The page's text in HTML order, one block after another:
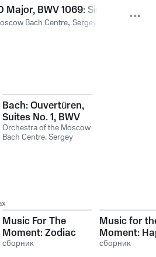
Major, BWV 1069: Sinfonia
Bach Centre, Sergey Miassojedov
Bach: Ouvertüren,
Suites No. 1, BWV
1066 & No. 2, BWV
1067
Orchestra of the Moscow
Bach Centre,Sergey
Music For The
Moment: Zodiac
Scorpio
сборник
Music for
Moment:
New Year
сборник